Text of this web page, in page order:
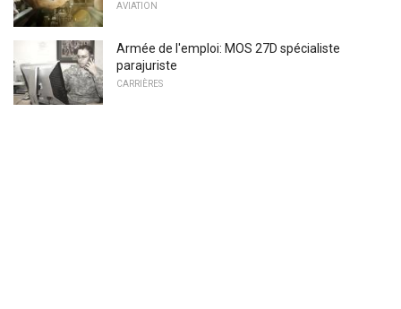
AVIATION
Armée de l'emploi: MOS 27D spécialiste
parajuriste
CARRIÈRES